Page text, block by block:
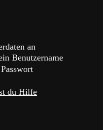
an
Benutzername
du Hilfe